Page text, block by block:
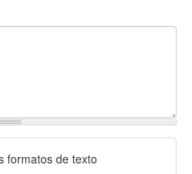
formatos de texto